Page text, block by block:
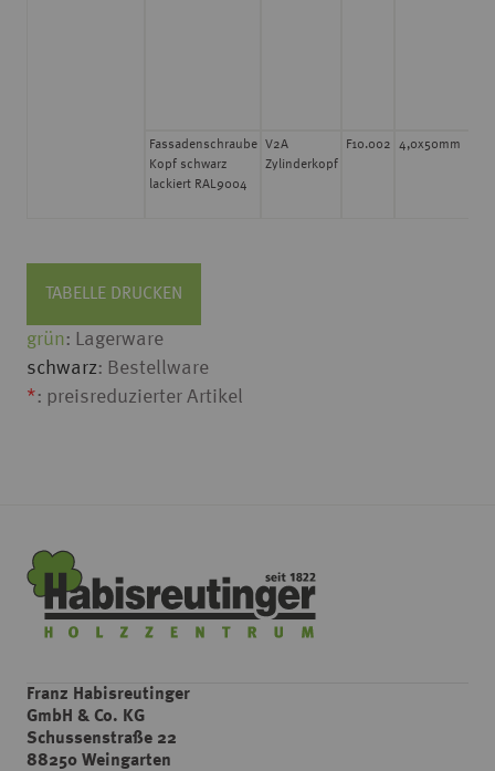
Fassadenschraube
Kopf schwarz
lackiert RAL9004
V2A
Zylinderkopf
F10.002 4,0x50mm
TABELLE DRUCKEN
grün: Lagerware
schwarz: Bestellware
*: preisreduzierter Artikel
Franz Habisreutinger
GmbH & Co. KG
Schussenstraße 22
88250 Weingarten